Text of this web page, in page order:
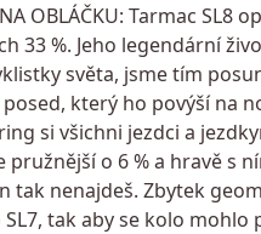
NA OBLÁČKU: Tarmac
33 %. Jeho legendární
světa, jsme tím
který ho povýší na
si všichni jezdci a
pružnější o 6 % a hravě s
tak nenajdeš. Zbytek
tak aby se kolo